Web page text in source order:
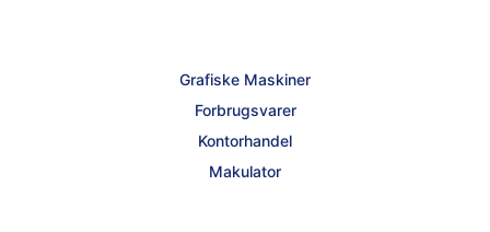
Grafiske Maskiner
Forbrugsvarer
Kontorhandel
Makulator